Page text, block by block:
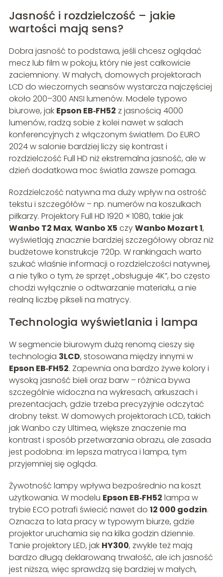
Jasność i rozdzielczość – jakie
wartości mają sens?
Dobra jasność to podstawa, jeśli chcesz oglądać
mecz lub film w pokoju, który nie jest całkowicie
zaciemniony. W małych, domowych projektorach
LCD do wieczornych seansów wystarcza najczęściej
około 200–300 ANSI lumenów. Modele typowo
biurowe, jak Epson EB‑FH52 z jasnością 4000
lumenów, radzą sobie z kolei nawet w salach
konferencyjnych z włączonym światłem. Do EURO
2024 w salonie bardziej liczy się kontrast i
rozdzielczość Full HD niż ekstremalna jasność, ale w
dzień dodatkowa moc światła zawsze pomaga.
Rozdzielczość natywna ma duży wpływ na ostrość
tekstu i szczegółów – np. numerów na koszulkach
piłkarzy. Projektory Full HD 1920 × 1080, takie jak
Wanbo T2 Max, Wanbo X5 czyWanbo Mozart 1,
wyświetlają znacznie bardziej szczegółowy obraz niż
budżetowe konstrukcje 720p. W rankingach warto
szukać właśnie informacji o rozdzielczości natywnej,
a nie tylko o tym, że sprzęt „obsługuje 4K”, bo często
chodzi wyłącznie o odtwarzanie materiału, a nie
realną liczbę pikseli na matrycy.
Technologia wyświetlania i lampa
W segmencie biurowym dużą renomą cieszy się
technologia 3LCD, stosowana między innymi w
Epson EB‑FH52. Zapewnia ona bardzo żywe kolory i
wysoką jasność bieli oraz barw – różnica bywa
szczególnie widoczna na wykresach, arkuszach i
prezentacjach, gdzie trzeba precyzyjnie odczytać
drobny tekst. W domowych projektorach LCD, takich
jak Wanbo czy Ultimea, większe znaczenie ma
kontrast i sposób przetwarzania obrazu, ale zasada
jest podobna: im lepsza matryca i lampa, tym
przyjemniej się ogląda.
Żywotność lampy wpływa bezpośrednio na koszt
użytkowania. W modelu Epson EB‑FH52 lampa w
trybie ECO potrafi świecić nawet do 12 000 godzin.
Oznacza to lata pracy w typowym biurze, gdzie
projektor uruchamia się na kilka godzin dziennie.
Tanie projektory LED, jak HY300, zwykle też mają
bardzo długą deklarowaną trwałość, ale ich jasność
jest niższa, więc sprawdzą się bardziej w małych,